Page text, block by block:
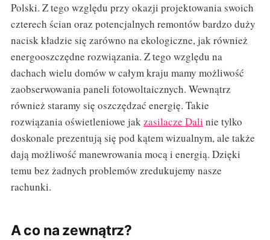
Polski. Z tego względu przy okazji projektowania swoich
czterech ścian oraz potencjalnych remontów bardzo duży
nacisk kładzie się zarówno na ekologiczne, jak również
energooszczędne rozwiązania. Z tego względu na
dachach wielu domów w całym kraju mamy możliwość
zaobserwowania paneli fotowoltaicznych. Wewnątrz
również staramy się oszczędzać energię. Takie
rozwiązania oświetleniowe jakzasilacze Dali nie tylko
doskonale prezentują się pod kątem wizualnym, ale także
dają możliwość manewrowania mocą i energią. Dzięki
temu bez żadnych problemów zredukujemy nasze
rachunki.
A co na zewnątrz?